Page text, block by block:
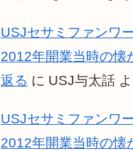
USJセサミファンワ
2012年開業当時の懐
返る に USJ与太話
USJセサミファンワ
2012年開業当時の懐